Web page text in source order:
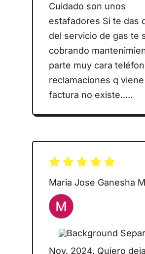
Cuidado son unos
estafadores Si te das
del servicio de gas te
cobrando
parte muy cara
reclamaciones q
factura no existe.....
Maria Jose Ganesha
Nov. 2024. Quiero